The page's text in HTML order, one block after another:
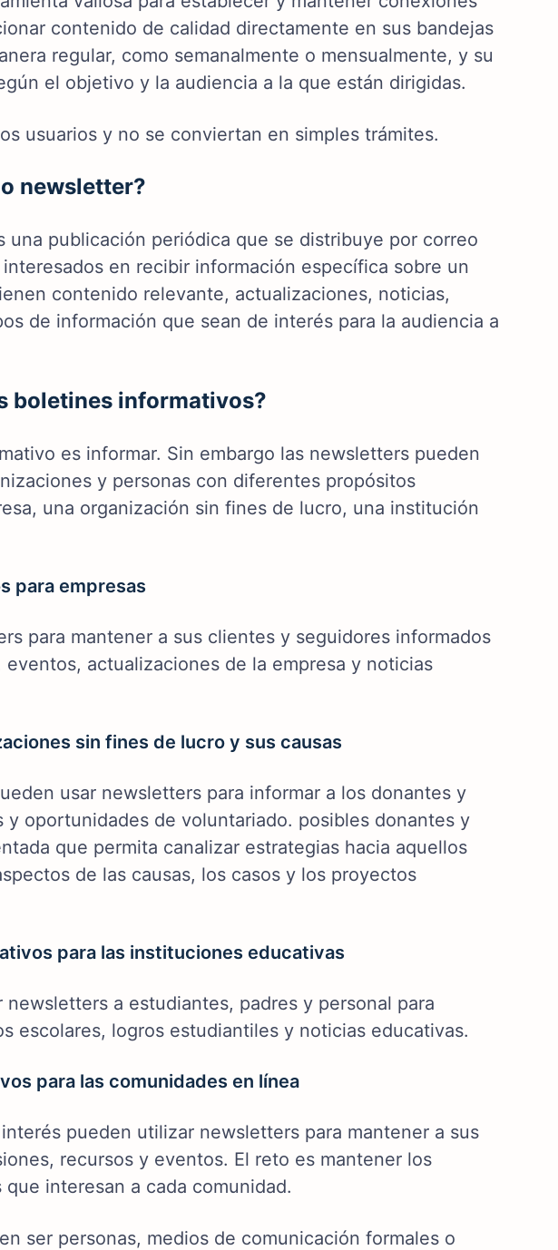
contenido de calidad directamente en sus bandejas
regular, como semanalmente o mensualmente, y su
el objetivo y la audiencia a la que están dirigidas.
usuarios y no se conviertan en simples trámites.
newsletter?
publicación periódica que se distribuye por correo
en recibir información específica sobre un
contenido relevante, actualizaciones, noticias,
de información que sean de interés para la audiencia a
boletines informativos?
es informar. Sin embargo las newsletters pueden
y personas con diferentes propósitos
una organización sin fines de lucro, una institución
para empresas
para mantener a sus clientes y seguidores informados
actualizaciones de la empresa y noticias
sin fines de lucro y sus causas
usar newsletters para informar a los donantes y
oportunidades de voluntariado. posibles donantes y
que permita canalizar estrategias hacia aquellos
de las causas, los casos y los proyectos
para las instituciones educativas
a estudiantes, padres y personal para
escolares, logros estudiantiles y noticias educativas.
para las comunidades en línea
pueden utilizar newsletters para mantener a sus
recursos y eventos. El reto es mantener los
interesan a cada comunidad.
ser personas, medios de comunicación formales o